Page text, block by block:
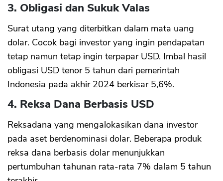
3. Obligasi dan Sukuk Valas
Surat utang yang diterbitkan dalam mata uang
dolar. Cocok bagi investor yang ingin pendapatan
tetap namun tetap ingin terpapar USD. Imbal hasil
obligasi USD tenor 5 tahun dari pemerintah
Indonesia pada akhir 2024 berkisar 5,6%.
4. Reksa Dana Berbasis USD
Reksadana yang mengalokasikan dana investor
pada aset berdenominasi dolar. Beberapa produk
reksa dana berbasis dolar menunjukkan
pertumbuhan tahunan rata-rata 7% dalam 5 tahun